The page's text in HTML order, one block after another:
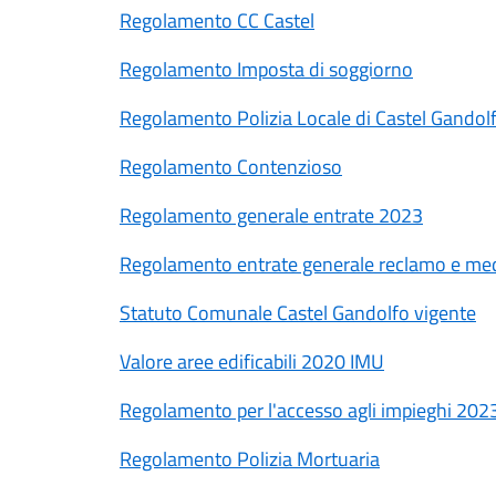
Regolamento CC Castel
Regolamento Imposta di soggiorno
Regolamento Polizia Locale di Castel
Regolamento Contenzioso
Regolamento generale entrate 2023
Regolamento entrate generale reclamo e
Statuto Comunale Castel Gandolfo vigente
Valore aree edificabili 2020 IMU
Regolamento per l'accesso agli impieghi
Regolamento Polizia Mortuaria